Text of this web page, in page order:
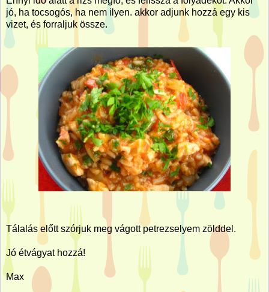
jó, ha tocsogós, ha nem ilyen. akkor adjunk hozzá egy kis
vizet, és forraljuk össze.
Tálalás előtt szórjuk meg vágott petrezselyem zölddel.
Jó étvágyat hozzá!
Max